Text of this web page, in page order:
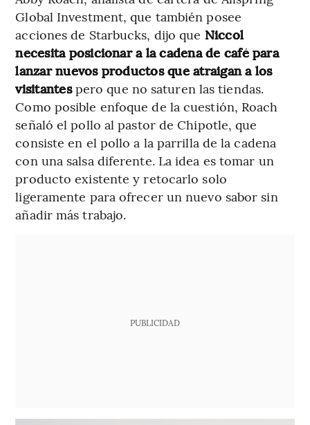
Global Investment, que también posee
acciones de Starbucks, dijo que Niccol
necesita posicionar a la cadena de café para
lanzar nuevos productos que atraigan a los
visitantespero que no saturen las tiendas.
Como posible enfoque de la cuestión, Roach
señaló el pollo al pastor de Chipotle, que
consiste en el pollo a la parrilla de la cadena
con una salsa diferente. La idea es tomar un
producto existente y retocarlo solo
ligeramente para ofrecer un nuevo sabor sin
añadir más trabajo.
PUBLICIDAD